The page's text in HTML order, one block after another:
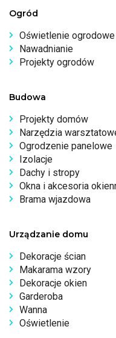
Ogród
Oświetlenie ogrodowe
Nawadnianie
Projekty ogrodów
Budowa
Projekty domów
Narzędzia
Ogrodzenie panelowe
Izolacje
Dachy i stropy
Okna i akcesoria
Brama wjazdowa
Urządzanie domu
Dekoracje ścian
Makarama wzory
Dekoracje okien
Garderoba
Wanna
Oświetlenie